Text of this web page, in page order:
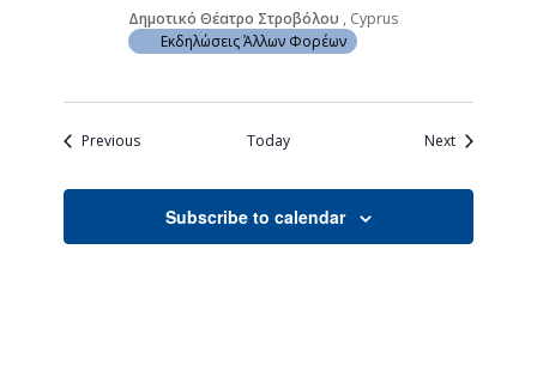
Δημοτικό Θέατρο Στροβόλου , Cyprus
Εκδηλώσεις Άλλων Φορέων
PreviousEvents Today NextEvents
Subscribe to calendar